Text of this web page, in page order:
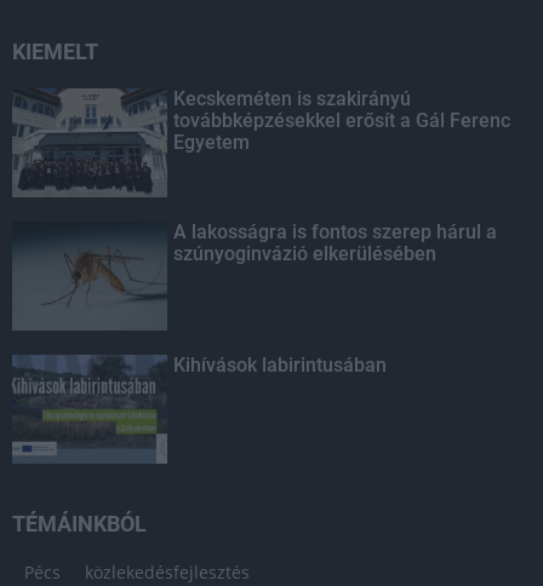
KIEMELT
Kecskeméten is szakirányú
továbbképzésekkel erősít a Gál Ferenc
Egyetem
A lakosságra is fontos szerep hárul a
szúnyoginvázió elkerülésében
Kihívások labirintusában
TÉMÁINKBÓL
Pécs közlekedésfejlesztés